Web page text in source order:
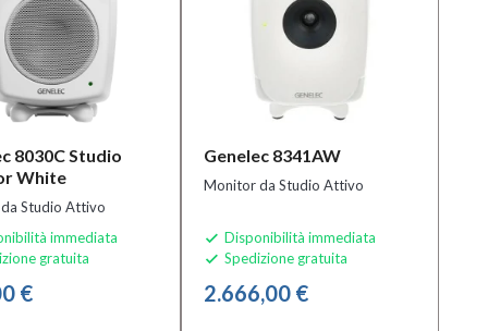
8030C Studio
White
Studio Attivo
immediata
gratuita
€
Genelec 8341AW
Monitor da Studio Attivo
 Disponibilità immediata
 Spedizione gratuita
2.666,00 €